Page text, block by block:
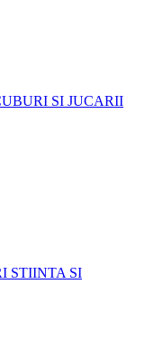
SI JUCARII
STIINTA SI